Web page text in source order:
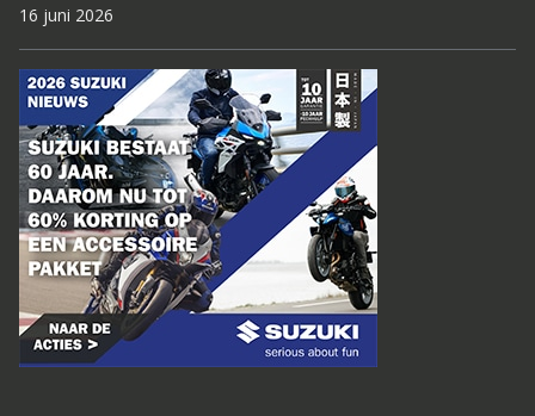
16 juni 2026